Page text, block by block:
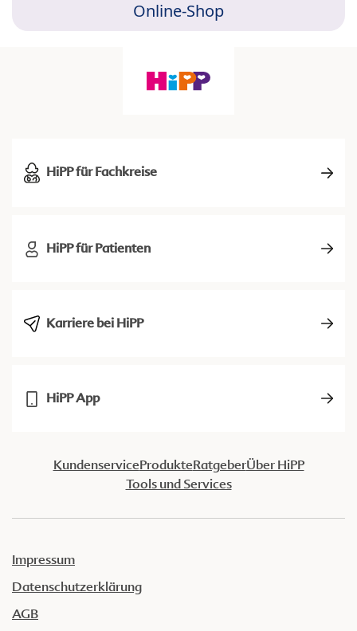
Online-Shop
HiPP für Fachkreise
HiPP für Patienten
Karriere bei HiPP
HiPP App
KundenserviceProdukteRatgeberÜber HiPP
Tools und Services
Impressum
Datenschutzerklärung
AGB